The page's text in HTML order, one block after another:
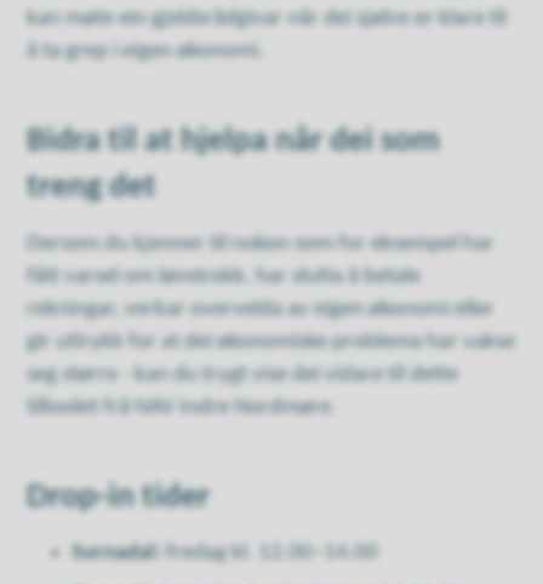
kan møte ein gjeldsrådgivar når dei sjølve er klare til
å ta grep i eigen økonomi.
Bidra til at hjelpa når dei som
treng det
Dersom du kjenner til nokon som for eksempel har
fått varsel om lønstrekk, har slutta å betale
rekningar, verkar overvelda av eigen økonomi eller
gir uttrykk for at dei økonomiske problema har vakse
seg større - kan du trygt vise dei vidare til dette
tilbodet frå NAV Indre Nordmøre.
Drop-in tider
Surnadal: fredag kl. 12.00–14.00